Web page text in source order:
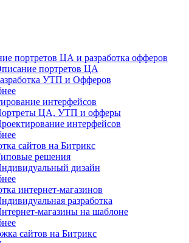
портретов ЦА и разработка офферов
портретов ЦА
УТП и Офферов
интерфейсов
ЦА, УТП и офферы
интерфейсов
сайтов на Битрикс
решения
дизайн
интернет-магазинов
разработка
магазины на шаблоне
сайтов на Битрикс